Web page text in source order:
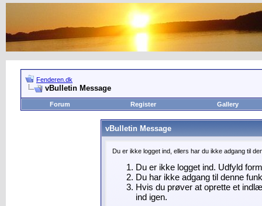
Fenderen.dk
vBulletin Message
Forum Register Gallery
vBulletin Message
Du er ikke logget ind, ellers har du ikke adgang til
Du er ikke logget ind. Udfyld
Du har ikke adgang til denne
Hvis du prøver at oprette et
ind igen.